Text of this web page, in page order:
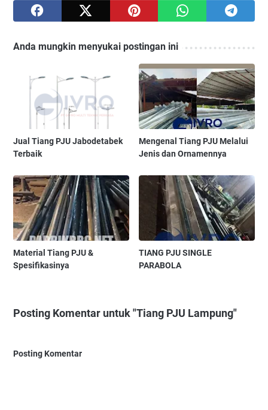
Anda mungkin menyukai postingan ini
Jual Tiang PJU Jabodetabek
Terbaik
Mengenal Tiang PJU Melalui
Jenis dan Ornamennya
Material Tiang PJU &
Spesifikasinya
TIANG PJU SINGLE
PARABOLA
Posting Komentar untuk "Tiang PJU Lampung"
Posting Komentar